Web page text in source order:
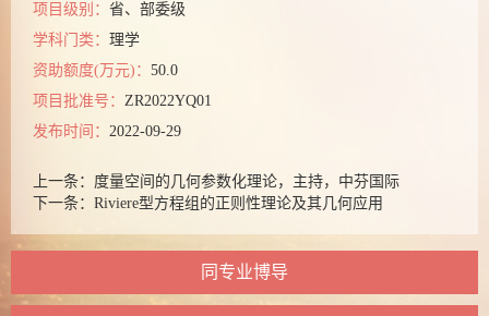
项目级别： 省、部委级
学科门类： 理学
资助额度(万元)： 50.0
项目批准号： ZR2022YQ01
发布时间： 2022-09-29
上一条： 度量空间的几何参数化理论，主持，中芬国际
下一条： Riviere型方程组的正则性理论及其几何应用
同专业博导